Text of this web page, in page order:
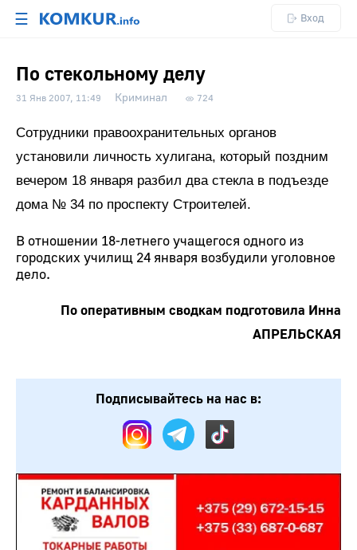
☰ Вход
По стекольному делу
31 Янв 2007, 11:49 Криминал 724
Сотрудники правоохранительных органов
установили личность хулигана, который поздним
вечером 18 января разбил два стекла в подъезде
дома № 34 по проспекту Строителей.
В отношении 18-летнего учащегося одного из
городских училищ 24 января возбудили уголовное
дело.
По оперативным сводкам подготовила Инна
АПРЕЛЬСКАЯ
Подписывайтесь на нас в: